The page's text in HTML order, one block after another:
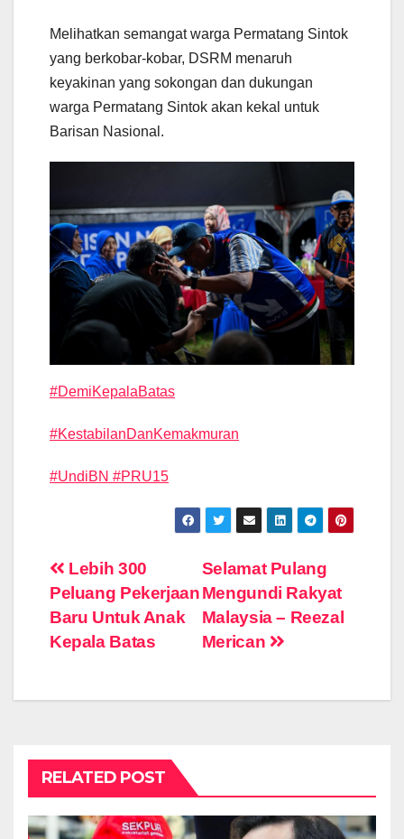
Melihatkan semangat warga Permatang Sintok
yang berkobar-kobar, DSRM menaruh
keyakinan yang sokongan dan dukungan
warga Permatang Sintok akan kekal untuk
Barisan Nasional.
#DemiKepalaBatas
#KestabilanDanKemakmuran
#UndiBN #PRU15
Post
navigation
Selamat Pulang
Mengundi Rakyat
Malaysia – Reezal
Merican
Lebih 300
Peluang Pekerjaan
Baru Untuk Anak
Kepala Batas
RELATED POST